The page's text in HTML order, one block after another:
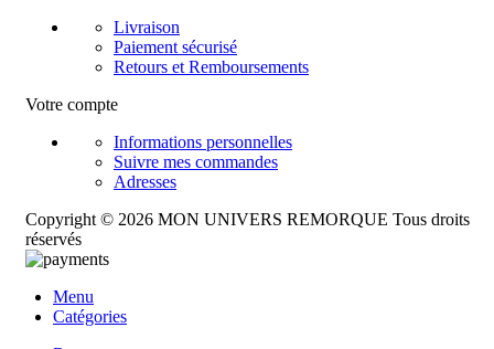
Livraison
Paiement sécurisé
Retours et Remboursements
Votre compte
Informations personnelles
Suivre mes commandes
Adresses
Copyright © 2026 MON UNIVERS REMORQUE Tous droits
réservés
Menu
Catégories